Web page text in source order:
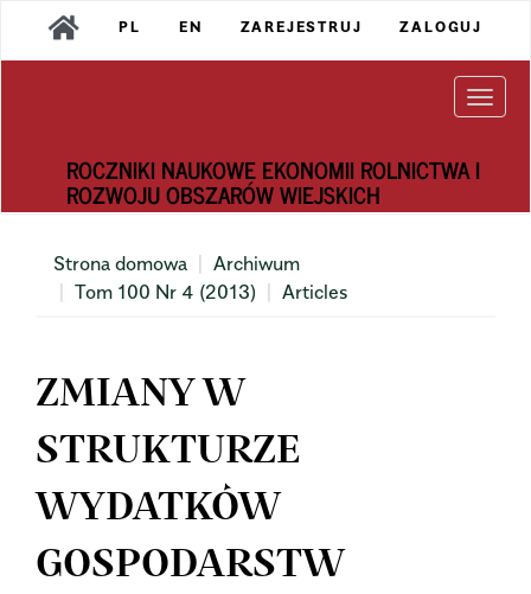
Main
Navigation
PL EN ZAREJESTRUJ ZALOGUJ
ROCZNIKI NAUKOWE EKONOMII ROLNICTWA I
ROZWOJU OBSZARÓW WIEJSKICH
Strona domowa
Archiwum
Tom 100 Nr 4 (2013)
Articles
ZMIANY W
STRUKTURZE
WYDATKÓW
GOSPODARSTW